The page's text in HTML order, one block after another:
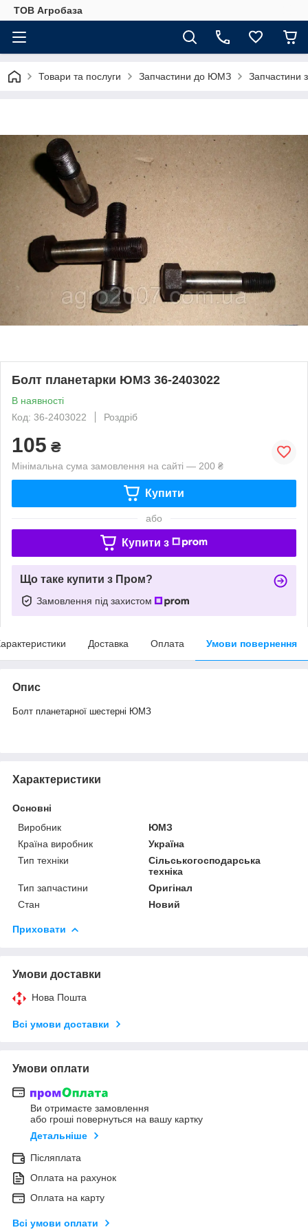
ТОВ Агробаза
Товари та послуги Запчастини до ЮМЗ Запчастини
Болт планетарки ЮМЗ 36-2403022
В наявності
Код: 36-2403022
Роздріб
105 ₴
Мінімальна сума замовлення на сайті — 200 ₴
Купити
або
Купити з
Що таке купити з Пром?
Замовлення під захистом
Доставка Оплата Умови повернення
Опис
Болт планетарної шестерні ЮМЗ
Характеристики
Основні
Виробник
ЮМЗ
Країна виробник
Україна
Тип техніки
Сільськогосподарська
техніка
Тип запчастини
Оригінал
Стан
Новий
Приховати
Умови доставки
Нова Пошта
Всі умови доставки
Умови оплати
Ви отримаєте замовлення
або гроші повернуться на вашу картку
Детальніше
Післяплата
Оплата на рахунок
Оплата на карту
Всі умови оплати